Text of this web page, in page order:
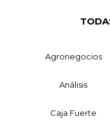
Agronegocios
Análisis
Caja Fuerte